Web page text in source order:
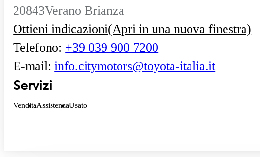
20843Verano Brianza
Ottieni indicazioni(Apri in una nuova finestra)
Telefono: +39 039 900 7200
E-mail:info.citymotors@toyota-italia.it
Servizi
VenditaAssistenzaUsato